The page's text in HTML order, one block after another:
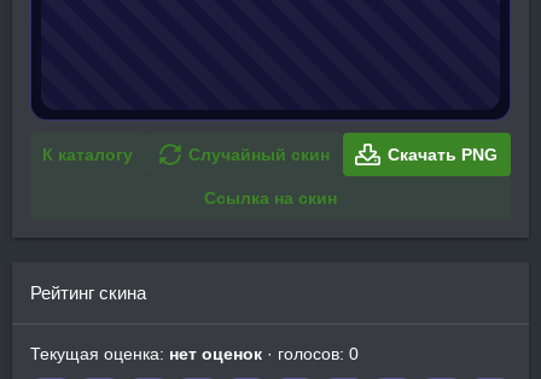
К каталогу Случайный скин Скачать PNG
Ссылка на скин
Рейтинг скина
Текущая оценка: нет оценок · голосов: 0